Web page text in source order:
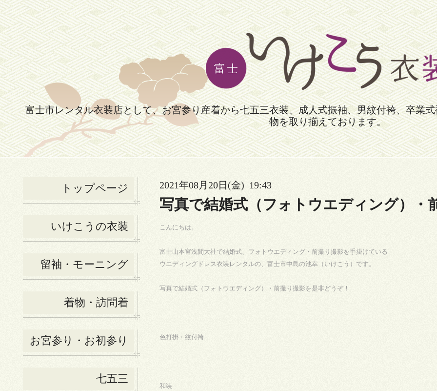
富士市レンタル衣装店として、お宮参り産着から七五三衣装、成人式振袖、男紋付袴、卒業
物を取り揃えております。
トップページ
いけこうの衣装
留袖・モーニング
着物・訪問着
お宮参り・お初参り
七五三
2021年08月20日(金) 19:43
写真で結婚式（フォトウエディング）・
こんにちは。
富士山本宮浅間大社で結婚式、フォトウエディング・前撮り撮影を手掛けている
ウエディングドレス衣装レンタルの、富士市中島の池幸（いけこう）です。
写真で結婚式（フォトウエディング）・前撮り撮影を是非どうぞ！
色打掛・紋付袴
和装